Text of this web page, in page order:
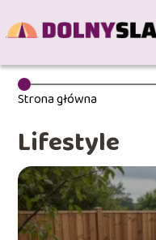
Strona główna
Lifestyle